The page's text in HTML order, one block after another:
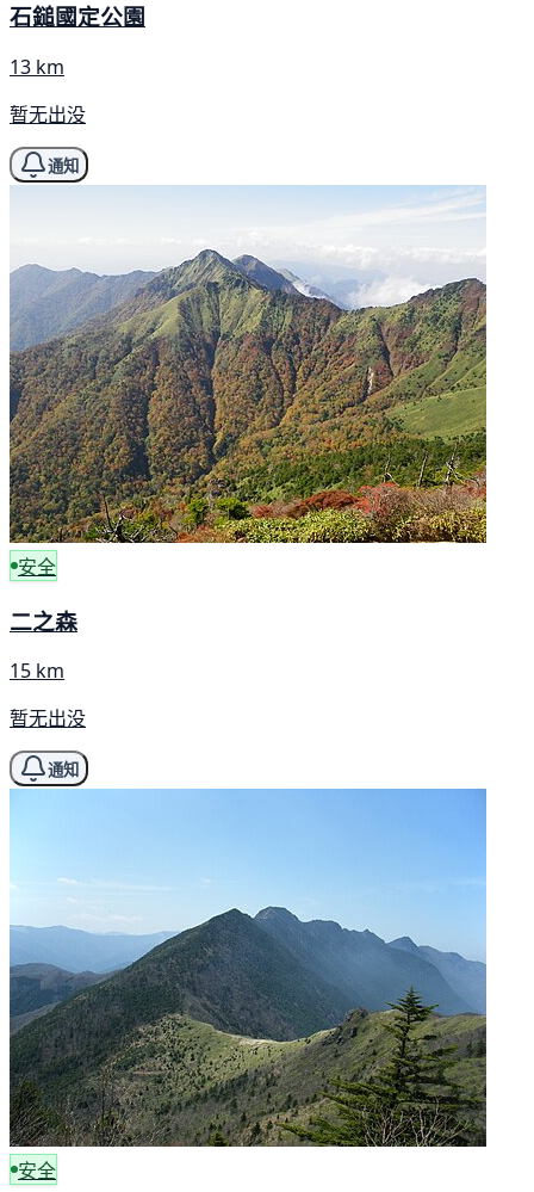
石鎚國定公園
13 km
暂无出没
通知
安全
二之森
15 km
暂无出没
通知
安全